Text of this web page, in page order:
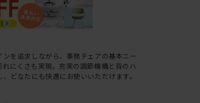
を追求しながら、事務チェアの基本ニー
にくさも実現。充実の調節機構と背のハ
どなたにも快適にお使いいただけます。